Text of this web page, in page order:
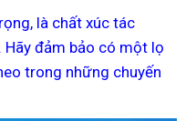
là chất xúc tác
Hãy đảm bảo có một lọ
trong những chuyến